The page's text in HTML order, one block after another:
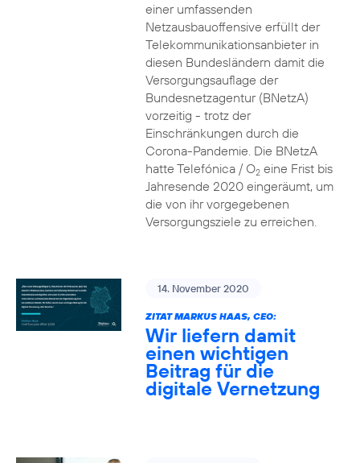
einer umfassenden
Netzausbauoffensive erfüllt der
Telekommunikationsanbieter in
diesen Bundesländern damit die
Versorgungsauflage der
Bundesnetzagentur (BNetzA)
vorzeitig - trotz der
Einschränkungen durch die
Corona-Pandemie. Die BNetzA
hatte Telefónica / O2eine Frist bis
Jahresende 2020 eingeräumt, um
die von ihr vorgegebenen
Versorgungsziele zu erreichen.
14. November 2020
ZITAT MARKUS HAAS, CEO:
Wir liefern damit
einen wichtigen
Beitrag für die
digitale Vernetzung